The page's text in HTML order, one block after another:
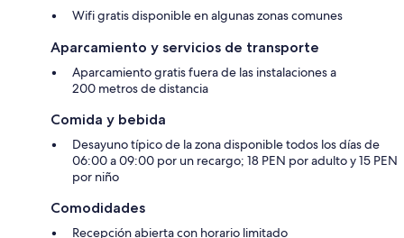
Wifi gratis disponible en algunas zonas comunes
Aparcamiento y servicios de transporte
Aparcamiento gratis fuera de las instalaciones a
200 metros de distancia
Comida y bebida
Desayuno típico de la zona disponible todos los días de
06:00 a 09:00 por un recargo; 18 PEN por adulto y 15 PEN
por niño
Comodidades
Recepción abierta con horario limitado